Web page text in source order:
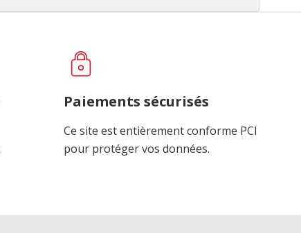
Paiements sécurisés
Ce site est entièrement conforme PCI
pour protéger vos données.